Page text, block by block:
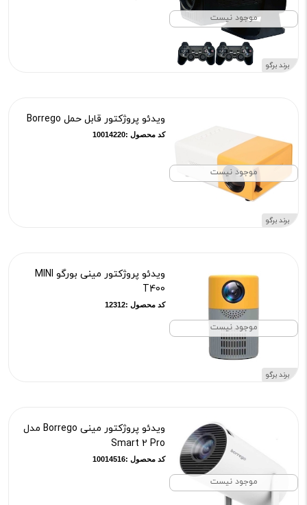
موجود نیست
برند برگو
موجود نیست
برند برگو
ویدئو پروژکتور قابل حمل Borrego
کد محصول :10014220
موجود نیست
برند برگو
ویدئو پروژکتور مینی بورگو MINI
T400
کد محصول :12312
موجود نیست
ویدئو پروژکتور مینی Borrego مدل
Smart 2 Pro
کد محصول :10014516